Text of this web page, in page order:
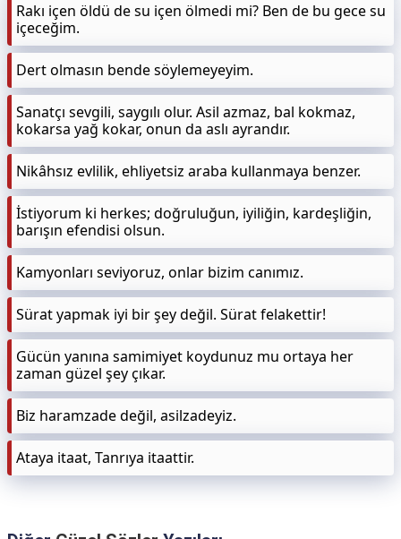
Rakı içen öldü de su içen ölmedi mi? Ben de bu gece su
içeceğim.
Dert olmasın bende söylemeyeyim.
Sanatçı sevgili, saygılı olur. Asil azmaz, bal kokmaz,
kokarsa yağ kokar, onun da aslı ayrandır.
Nikâhsız evlilik, ehliyetsiz araba kullanmaya benzer.
İstiyorum ki herkes; doğruluğun, iyiliğin, kardeşliğin,
barışın efendisi olsun.
Kamyonları seviyoruz, onlar bizim canımız.
Sürat yapmak iyi bir şey değil. Sürat felakettir!
Gücün yanına samimiyet koydunuz mu ortaya her
zaman güzel şey çıkar.
Biz haramzade değil, asilzadeyiz.
Ataya itaat, Tanrıya itaattir.